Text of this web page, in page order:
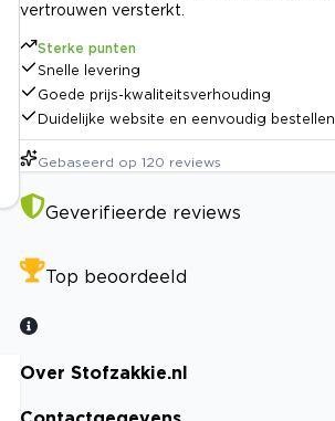
vertrouwen versterkt.
Sterke punten
Snelle levering
Goede prijs-kwaliteitsverhouding
Duidelijke website en eenvoudig bestellen
Gebaseerd op 120 reviews
Geverifieerde reviews
Top beoordeeld
Over Stofzakkie.nl